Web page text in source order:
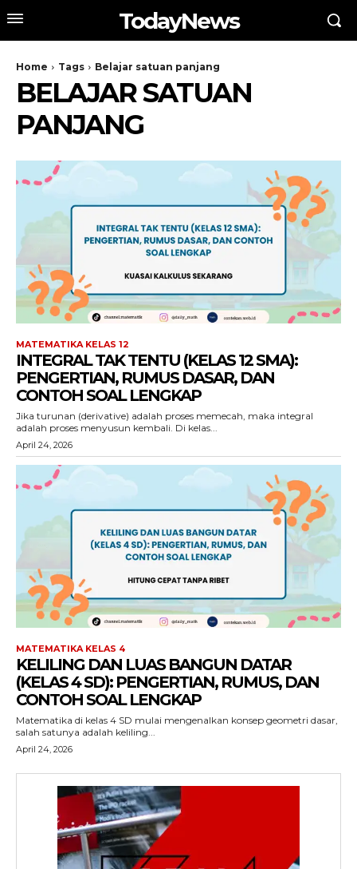
TodayNews
Home Tags Belajar satuan panjang
BELAJAR SATUAN
PANJANG
MATEMATIKA KELAS 12
INTEGRAL TAK TENTU (KELAS 12 SMA):
PENGERTIAN, RUMUS DASAR, DAN
CONTOH SOAL LENGKAP
Jika turunan (derivative) adalah proses memecah, maka integral
adalah proses menyusun kembali. Di kelas...
April 24, 2026
MATEMATIKA KELAS 4
KELILING DAN LUAS BANGUN DATAR
(KELAS 4 SD): PENGERTIAN, RUMUS, DAN
CONTOH SOAL LENGKAP
Matematika di kelas 4 SD mulai mengenalkan konsep geometri dasar,
salah satunya adalah keliling...
April 24, 2026